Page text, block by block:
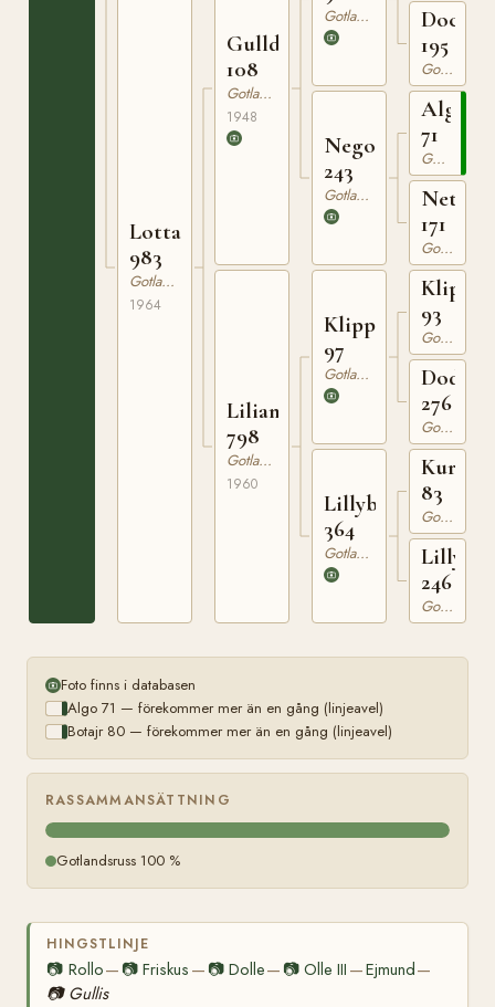
Lotta
983
Gotlandsruss
1964
Gullding
108
Gotlandsruss
1948
Liliana
798
Gotlandsruss
1960
Gotlandsruss
Nego
243
Gotlandsruss
Klippman
97
Gotlandsruss
Lillyboj
364
Gotlandsruss
Docka
195
Gotlandsruss
Algo
71
Gotlandsruss
Netta
171
Gotlandsruss
Klipp
93
Gotlandsruss
Dodo
276
Gotlandsruss
Kurre
83
Gotlandsruss
Lilly
246
Gotlandsruss
Foto finns i databasen
Algo 71 — förekommer mer än en gång (linjeavel)
Botajr 80 — förekommer mer än en gång (linjeavel)
RASSAMMANSÄTTNING
Gotlandsruss 100 %
HINGSTLINJE
📷 Rollo— 📷Friskus — 📷 Dolle— 📷 Olle III —Ejmund—
📷 Gullis